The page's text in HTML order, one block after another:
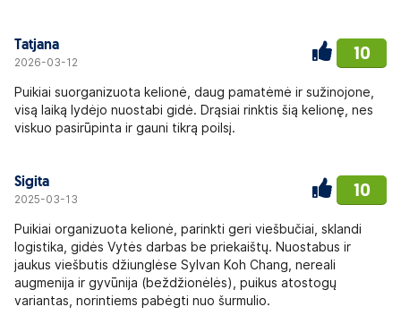
Tatjana
2026-03-12 10
Puikiai suorganizuota kelionė, daug pamatėmė ir sužinojone,
visą laiką lydėjo nuostabi gidė. Drąsiai rinktis šią kelionę, nes
viskuo pasirūpinta ir gauni tikrą poilsį.
Sigita
2025-03-13 10
Puikiai organizuota kelionė, parinkti geri viešbučiai, sklandi
logistika, gidės Vytės darbas be priekaištų. Nuostabus ir
jaukus viešbutis džiunglėse Sylvan Koh Chang, nereali
augmenija ir gyvūnija (beždžionėlės), puikus atostogų
variantas, norintiems pabėgti nuo šurmulio.